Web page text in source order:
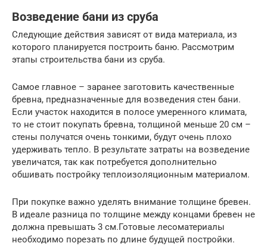
Возведение бани из сруба
Следующие действия зависят от вида материала, из
которого планируется построить баню. Рассмотрим
этапы строительства бани из сруба.
Самое главное – заранее заготовить качественные
бревна, предназначенные для возведения стен бани.
Если участок находится в полосе умеренного климата,
то не стоит покупать бревна, толщиной меньше 20 см –
стены получатся очень тонкими, будут очень плохо
удерживать тепло. В результате затраты на возведение
увеличатся, так как потребуется дополнительно
обшивать постройку теплоизоляционным материалом.
При покупке важно уделять внимание толщине бревен.
В идеале разница по толщине между концами бревен не
должна превышать 3 см.Готовые лесоматериалы
необходимо порезать по длине будущей постройки.